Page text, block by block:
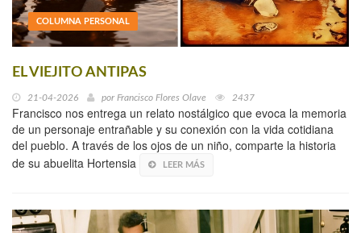
COLUMNA PERSONAL
EL VIEJITO ANTIPAS
21-04-2026 por Francisco Flores Olave 2437
Francisco nos entrega un relato nostálgico que evoca la memoria
de un personaje entrañable y su conexión con la vida cotidiana
del pueblo. A través de los ojos de un niño, comparte la historia
de su abuelita Hortensia
LEER MÁS